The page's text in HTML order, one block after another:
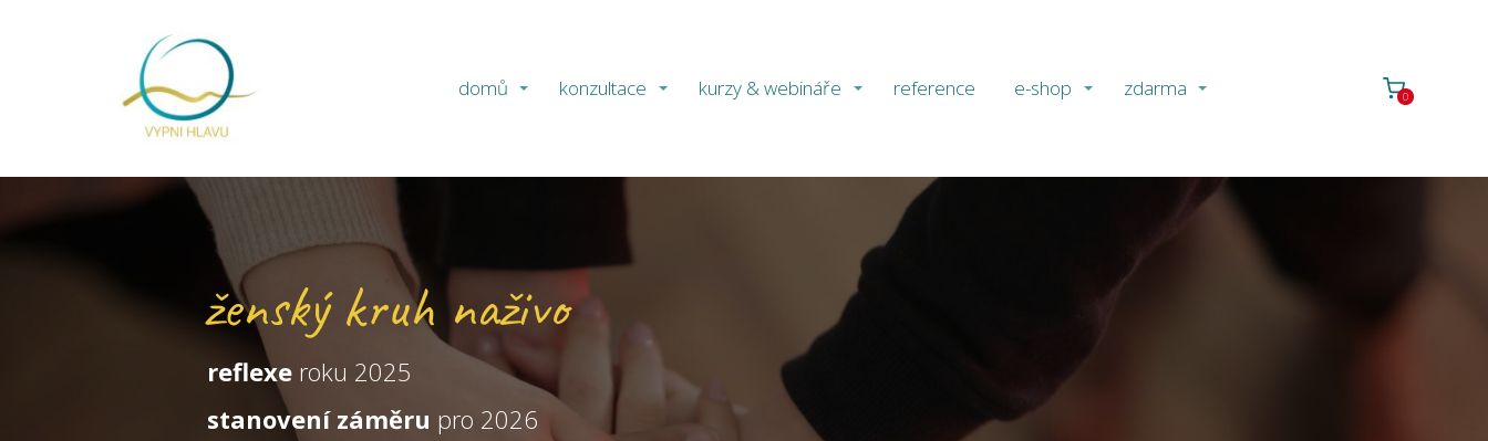
domů konzultace kurzy & webináře reference e-shop zdarma 0
ženský kruh naživo
reflexe roku 2025
stanovení záměru pro 2026